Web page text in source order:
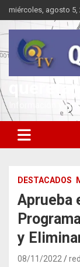
Saltar
al
contenido
miércoles, agosto 5,
Información y
DESTACADOS
Aprueba
y
08/11/2022